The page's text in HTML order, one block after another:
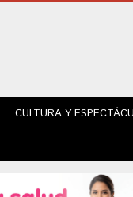
CULTURA Y